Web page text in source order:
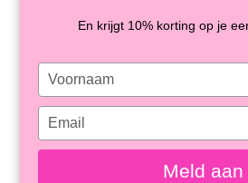
SUGAR RUSH - MIM
SAMSUNG 2 LAYER
En krijgt 10% korting op je
Type
your
name
Type
your
email
Meld aan